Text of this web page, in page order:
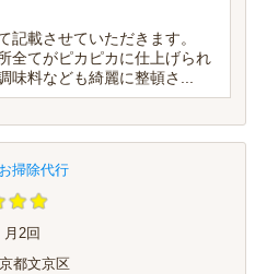
記載させていただきます。
全てがピカピカに仕上げられ
味料なども綺麗に整頓さ...
お掃除代行
月2回
都文京区